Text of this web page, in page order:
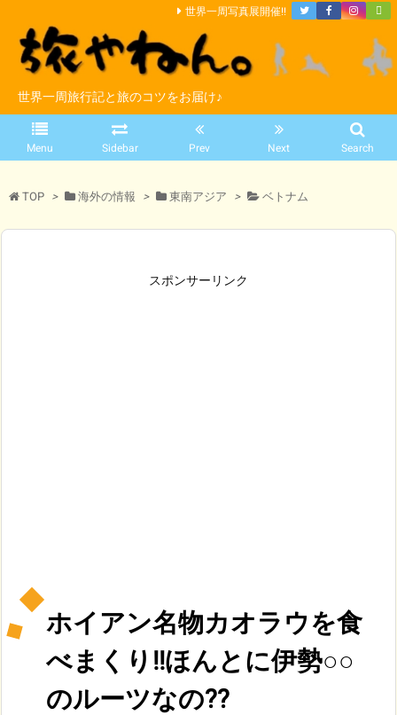
世界一周旅行記と旅のコツをお届け♪
Menu Sidebar Prev Next Search
世界一周写真展開催!!
TOP > 海外の情報 > 東南アジア > ベトナム
スポンサーリンク
ホイアン名物カオラウを食
べまくり!!ほんとに伊勢○○
のルーツなの??